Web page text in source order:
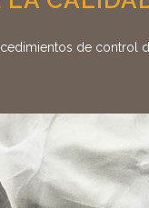
de control